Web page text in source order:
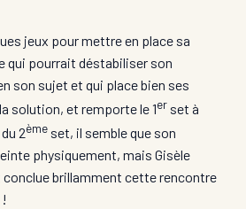
jeux pour mettre en place sa
qui pourrait déstabiliser son
son sujet et qui place bien ses
solution, et remporte le 1er set à
2ème set, il semble que son
physiquement, mais Gisèle
brillamment cette rencontre